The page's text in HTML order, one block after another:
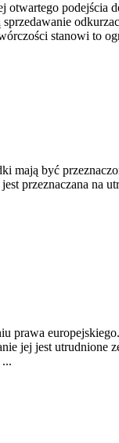
podejścia
stanowi to
mają być
przeznaczana na
prawa
jej jest utrudnione